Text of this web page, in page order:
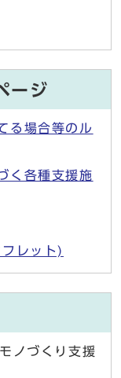
ージ
る場合等のル
く各種支援施
レット)
ノづくり支援